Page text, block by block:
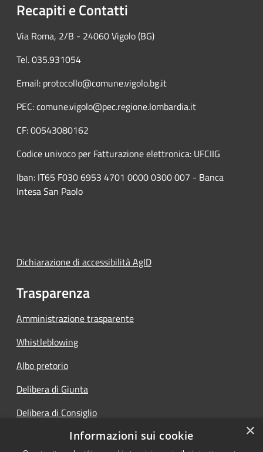
Recapiti e Contatti
Via Roma, 2/B - 24060 Vigolo (BG)
Tel. 035.931054
Email: protocollo@comune.vigolo.bg.it
PEC: comune.vigolo@pec.regione.lombardia.it
CF: 00543080162
Codice univoco per Fatturazione elettronica: UFCIIG
Iban: IT65 F030 6953 4701 0000 0300 007 - Banca
Intesa San Paolo
Dichiarazione di accessibilità AgID
Trasparenza
Amministrazione trasparente
Whistleblowing
Albo pretorio
Delibera di Giunta
Delibera di Consiglio
×
Informazioni sui cookie